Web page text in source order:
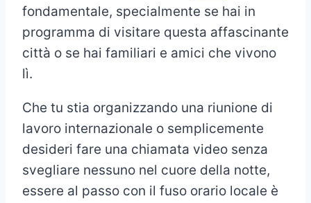
fondamentale, specialmente se hai in
programma di visitare questa affascinante
città o se hai familiari e amici che vivono
lì.
Che tu stia organizzando una riunione di
lavoro internazionale o semplicemente
desideri fare una chiamata video senza
svegliare nessuno nel cuore della notte,
essere al passo con il fuso orario locale è